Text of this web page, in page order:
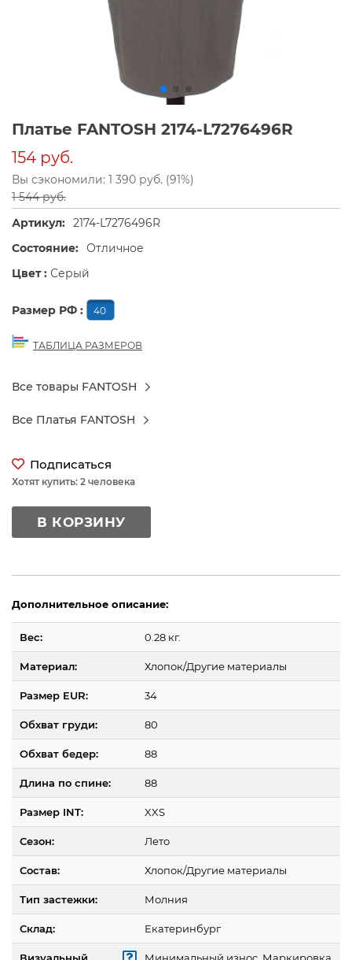
Платье FANTOSH 2174-L7276496R
154 руб.
Вы сэкономили: 1 390 руб. (91%)
1 544 руб.
Артикул: 2174-L7276496R
Состояние: Отличное
Цвет : Серый
Размер РФ : 40
ТАБЛИЦА РАЗМЕРОВ
Все товары FANTOSH
Все Платья FANTOSH
Подписаться
Хотят купить: 2 человека
В КОРЗИНУ
Дополнительное описание:
Вес: 0.28 кг.
Материал: Хлопок/Другие материалы
Размер EUR: 34
Обхват груди: 80
Обхват бедер: 88
Длина по спине: 88
Размер INT: XXS
Сезон: Лето
Состав: Хлопок/Другие материалы
Тип застежки: Молния
Склад: Екатеринбург